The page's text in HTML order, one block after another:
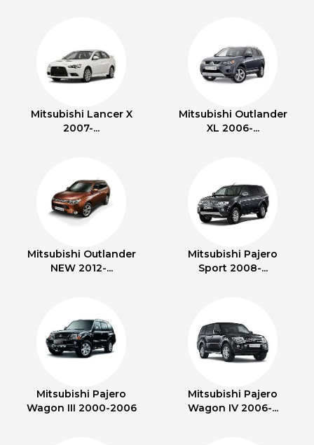
Mitsubishi Lancer X
2007-...
Mitsubishi Outlander
XL 2006-...
Mitsubishi Outlander
NEW 2012-...
Mitsubishi Pajero
Sport 2008-...
Mitsubishi Pajero
Wagon III 2000-2006
Mitsubishi Pajero
Wagon IV 2006-...